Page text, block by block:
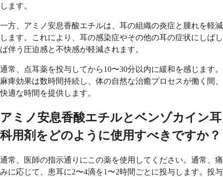
します。
一方、アミノ安息香酸エチルは、耳の組織の炎症と腫れを軽減
します。これにより、耳の感染症やその他の耳の症状にしばし
ば伴う圧迫感と不快感が軽減されます。
通常、点耳薬を投与してから10〜30分以内に緩和を感じます。
麻痺効果は数時間持続し、体の自然な治癒プロセスが働く間、
快適な時間を提供します。
アミノ安息香酸エチルとベンゾカイン耳
科用剤をどのように使用すべきですか？
通常、医師の指示通りにこの薬を使用してください。通常、痛
みに応じて、患耳に2〜4滴を1〜2時間ごとに投与します。投与